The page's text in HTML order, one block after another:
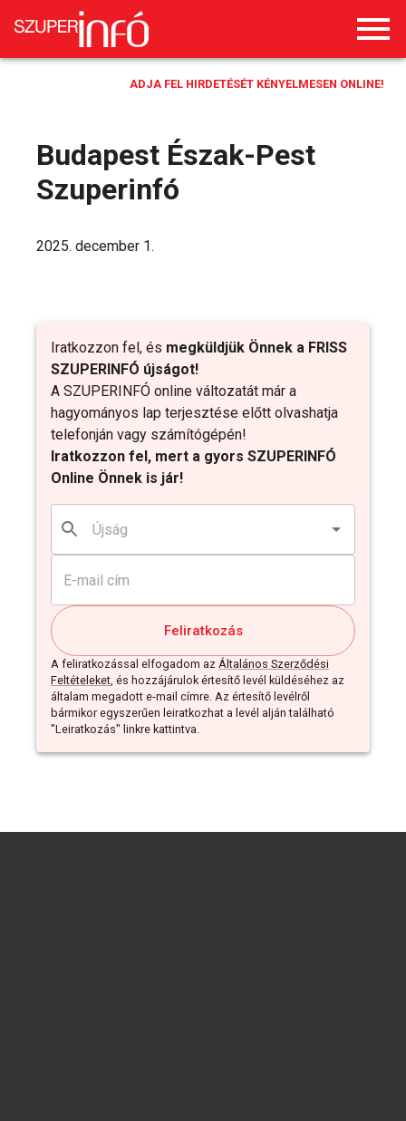
ADJA FEL HIRDETÉSÉT KÉNYELMESEN ONLINE!
Budapest Észak-Pest
Szuperinfó
Iratkozzon fel, és megküldjük Önnek a FRISS
SZUPERINFÓ újságot!
A SZUPERINFÓ online változatát már a
hagyományos lap terjesztése előtt olvashatja
telefonján vagy számítógépén!
Iratkozzon fel, mert a gyors SZUPERINFÓ
Online Önnek is jár!
Feliratkozás
A feliratkozással elfogadom az Általános Szerződési
Feltételeket, és hozzájárulok értesítő levél küldéséhez az
általam megadott e-mail címre. Az értesítő levélről
bármikor egyszerűen leiratkozhat a levél alján található
"Leiratkozás" linkre kattintva.
2025. december 1.